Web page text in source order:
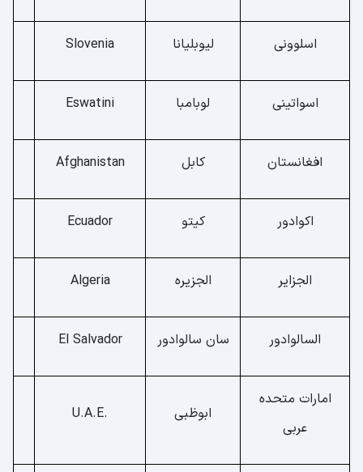
اسلوونی لیوبلیانا Slovenia
اسواتینی لوبامبا Eswatini
افغانستان کابل Afghanistan
اکوادور کیتو Ecuador
الجزایر الجزیره Algeria
السالوادور سان سالوادور El Salvador
امارات متحده
عربی
ابوظبی .U.A.E